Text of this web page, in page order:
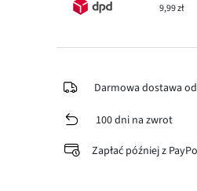
9,99 zł
Darmowa dostawa od
100 dni na zwrot
Zapłać później z